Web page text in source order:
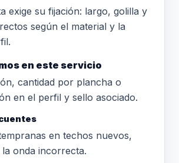
exige su fijación: largo, golilla y
según el material y la
en este servicio
cantidad por plancha o
en el perfil y sello asociado.
en techos nuevos,
onda incorrecta.